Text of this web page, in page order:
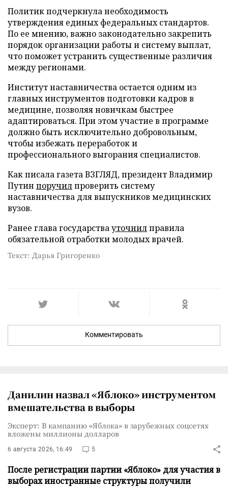
Политик подчеркнула необходимость
утверждения единых федеральных стандартов.
По ее мнению, важно законодательно закрепить
порядок организации работы и систему выплат,
что поможет устранить существенные различия
между регионами.
Институт наставничества остается одним из
главных инструментов подготовки кадров в
медицине, позволяя новичкам быстрее
адаптироваться. При этом участие в программе
должно быть исключительно добровольным,
чтобы избежать переработок и
профессионального выгорания специалистов.
Как писала газета ВЗГЛЯД, президент Владимир
Путин поручилпроверить систему
наставничества для выпускников медицинских
вузов.
Ранее глава государствауточнилправила
обязательной отработки молодых врачей.
Текст: Дарья Григоренко
Комментировать
Данилин назвал «Яблоко» инструментом
вмешательства в выборы
Эксперт: В кампанию «Яблока» в зарубежных соцсетях
вложены миллионы долларов
6 августа 2026, 16:49 5
После регистрации партии «Яблоко» для участия в
выборах иностранные структуры получили